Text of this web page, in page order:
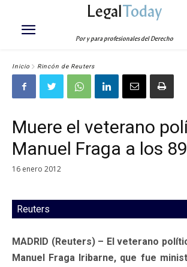
LegalToday
Por y para profesionales del Derecho
Inicio Rincón de Reuters
Muere el veterano
Manuel Fraga a los
16 enero 2012
Reuters
MADRID (Reuters) – El veterano
Manuel Fraga Iribarne, que fue